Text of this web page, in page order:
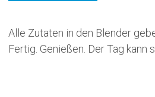
Alle Zutaten in den Blender
Fertig. Genießen. Der Tag kann